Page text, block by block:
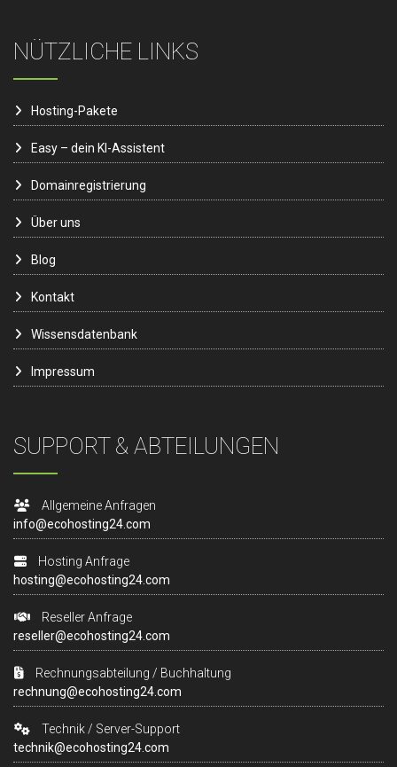
NÜTZLICHE LINKS
Hosting-Pakete
Easy – dein KI-Assistent
Domainregistrierung
Über uns
Blog
Kontakt
Wissensdatenbank
Impressum
SUPPORT & ABTEILUNGEN
Allgemeine Anfragen
info@ecohosting24.com
Hosting Anfrage
hosting@ecohosting24.com
Reseller Anfrage
reseller@ecohosting24.com
Rechnungsabteilung / Buchhaltung
rechnung@ecohosting24.com
Technik / Server-Support
technik@ecohosting24.com